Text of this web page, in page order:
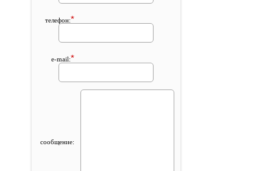
телефон:*
e-mail:*
сообщение: